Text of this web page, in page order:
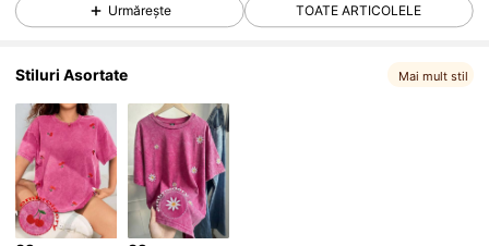
65K Urmăritori
4,70 65K Urmăritori
Urmărește TOATE ARTICOLELE
Stiluri Asortate Mai mult stil